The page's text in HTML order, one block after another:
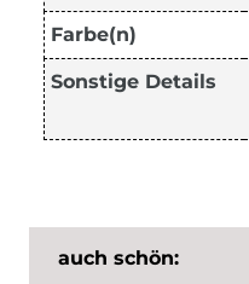
Farbe(n)
Sonstige Details
auch schön: